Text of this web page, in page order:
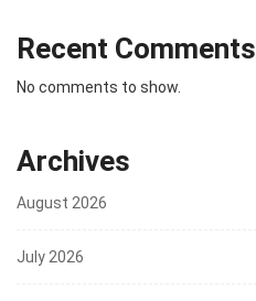
Recent Comments
No comments to show.
Archives
August 2026
July 2026